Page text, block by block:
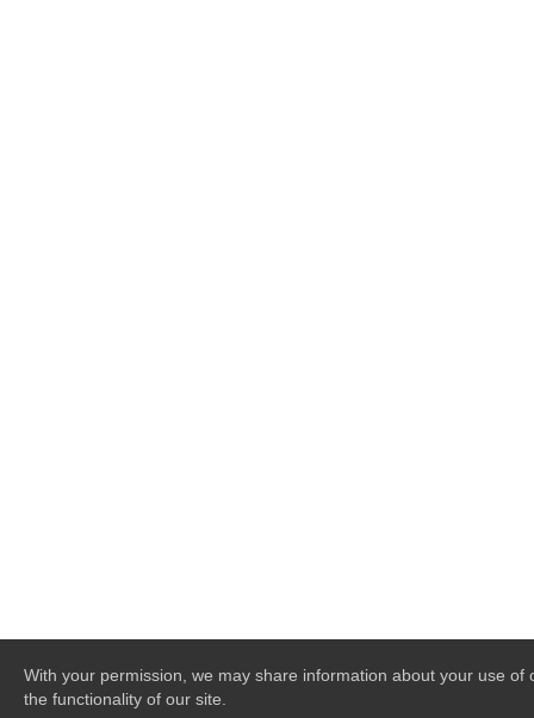
With your permission, we may share information about your use of
the functionality of our site.